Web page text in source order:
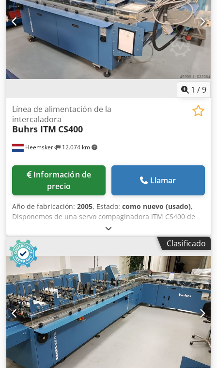
1 /9
Heemskerk 12.074 km
Línea de alimentación de la
intercaladora
Buhrs ITM CS400
Información de
precio
Llamar
Año de fabricación: 2005, Estado: como nuevo (usado),
Disponemos de una servo compaginadora ITM CS400 de
Buhrs. ¿Su máquina es demasiado corta? ¡Con esta línea
tiene 6 alimentadores extra! Crsdpfx Apsmuzuaemsf Año
de construcción 2005 y poco usado. No obstante vendemos
esta alzadora después de un mantenimiento completo y
podemos equiparla con alimentadores. Alimentadores
rotativos y de fricción están disponibles.
Clasificado